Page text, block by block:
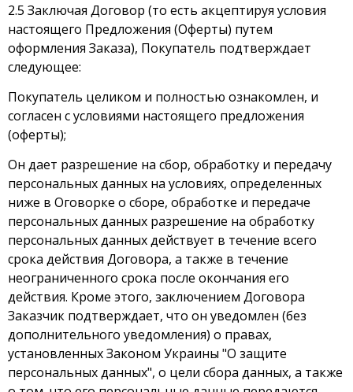
2.5 Заключая Договор (то есть акцептируя условия
настоящего Предложения (Оферты) путем
оформления Заказа), Покупатель подтверждает
следующее:
Покупатель целиком и полностью ознакомлен, и
согласен с условиями настоящего предложения
(оферты);
Он дает разрешение на сбор, обработку и передачу
персональных данных на условиях, определенных
ниже в Оговорке о сборе, обработке и передаче
персональных данных разрешение на обработку
персональных данных действует в течение всего
срока действия Договора, а также в течение
неограниченного срока после окончания его
действия. Кроме этого, заключением Договора
Заказчик подтверждает, что он уведомлен (без
дополнительного уведомления) о правах,
установленных Законом Украины "О защите
персональных данных", о цели сбора данных, а также